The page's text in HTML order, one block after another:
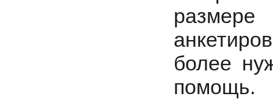
более
помощь.